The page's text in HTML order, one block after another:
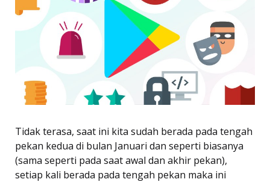
Tidak terasa, saat ini kita sudah berada pada tengah
pekan kedua di bulan Januari dan seperti biasanya
(sama seperti pada saat awal dan akhir pekan),
setiap kali berada pada tengah pekan maka ini